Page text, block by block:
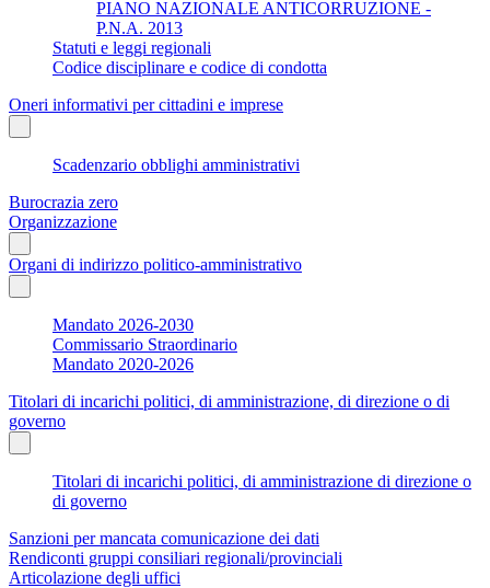
PIANO NAZIONALE ANTICORRUZIONE -
P.N.A. 2013
Statuti e leggi regionali
Codice disciplinare e codice di condotta
Oneri informativi per cittadini e imprese
Scadenzario obblighi amministrativi
Burocrazia zero
Organizzazione
Organi di indirizzo politico-amministrativo
Mandato 2026-2030
Commissario Straordinario
Mandato 2020-2026
Titolari di incarichi politici, di amministrazione, di direzione o di
governo
Titolari di incarichi politici, di amministrazione di direzione o
di governo
Sanzioni per mancata comunicazione dei dati
Rendiconti gruppi consiliari regionali/provinciali
Articolazione degli uffici